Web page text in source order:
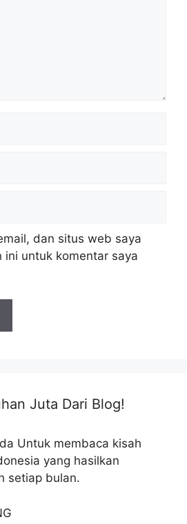
dan situs web saya
ini untuk komentar saya
Juta Dari Blog!
Untuk membaca kisah
yang hasilkan
setiap bulan.